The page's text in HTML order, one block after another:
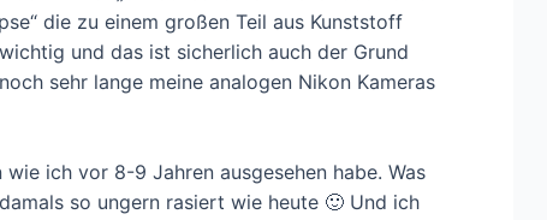
die zu einem großen Teil aus Kunststoff
und das ist sicherlich auch der Grund
sehr lange meine analogen Nikon Kameras
ich vor 8-9 Jahren ausgesehen habe. Was
so ungern rasiert wie heute 🙂 Und ich